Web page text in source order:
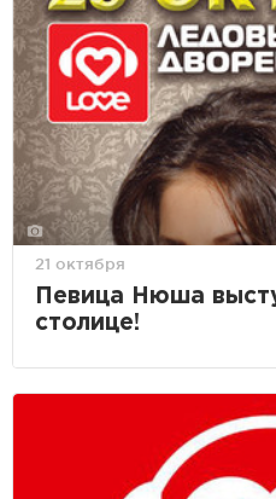
21 октября
Певица Нюша
столице!